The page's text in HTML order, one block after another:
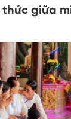
giữa